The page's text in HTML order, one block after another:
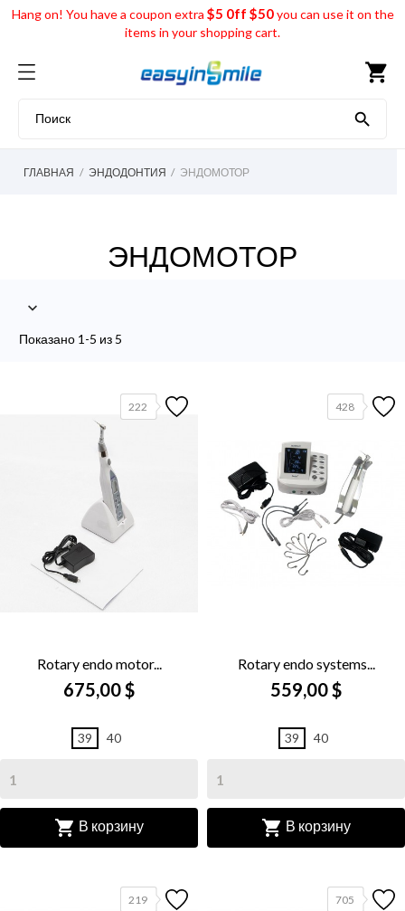
Hang on! You have a coupon extra $5 0ff $50you can use it on the
items in your shopping cart.
shopping_cart

ГЛАВНАЯ ЭНДОДОНТИЯ ЭНДОМОТОР
ЭНДОМОТОР

Показано 1-5 из 5
222
Rotary endo motor...
675,00 $
39 40
 В корзину
428
Rotary endo systems...
559,00 $
39 40
 В корзину
219 705